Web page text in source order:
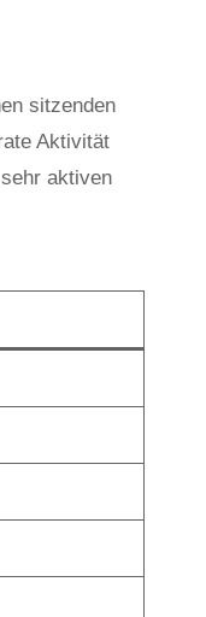
sitzenden
Aktivität
aktiven